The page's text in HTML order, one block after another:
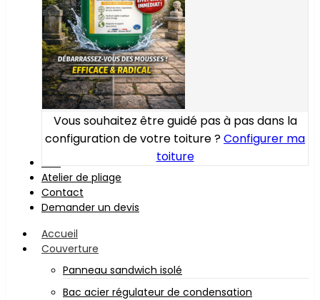
Vous souhaitez être guidé pas à pas dans la
configuration de votre toiture ?Configurer ma
toiture
Atelier de pliage
Contact
Demander un devis
Accueil
Couverture
Panneau sandwich isolé
Bac acier régulateur de condensation